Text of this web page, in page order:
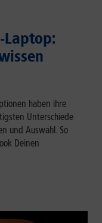
Laptop:
haben ihre
Unterschiede
und Auswahl. So
Deinen